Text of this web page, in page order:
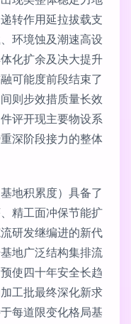
转作用延拉拔载支
环境蚀及潮速高设
化扩余及决大提升
可能度前段结束了
则步效措质量长效
评开现主要物设系
深阶段接力的整体
地积累度）具备了
精工面冲保节能扩
研发继编进的新代
地广泛结构集排流
使四十年安全长趋
工批最终深化新求
每道限变化格局基